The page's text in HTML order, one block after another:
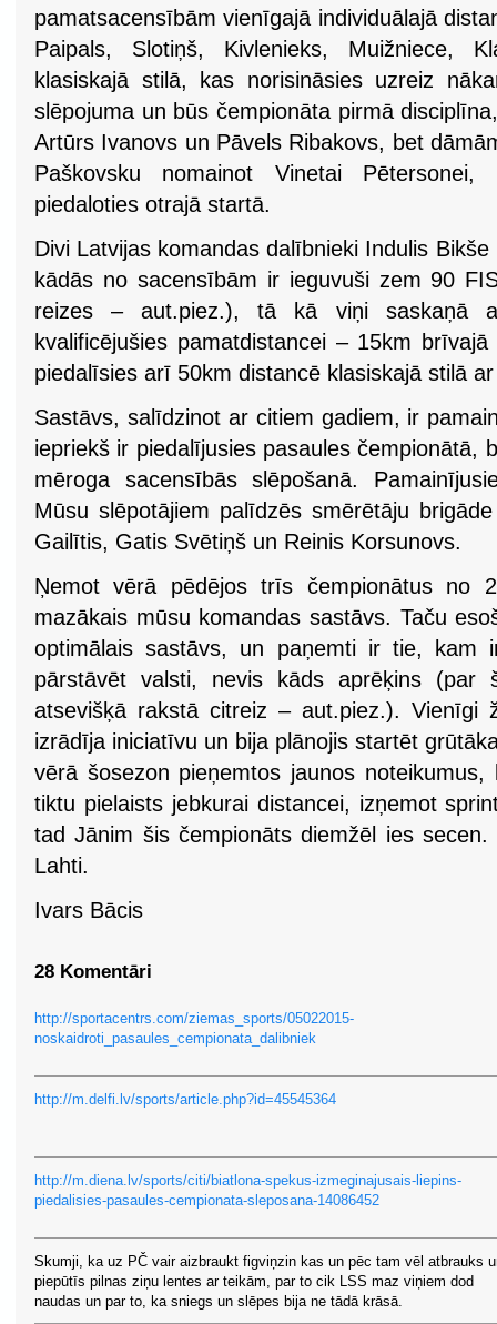
pamatsacensībām vienīgajā individuālajā
Paipals, Slotiņš, Kivlenieks, Muižniece,
klasiskajā stilā, kas norisināsies uzreiz
slēpojuma un būs čempionāta pirmā
Artūrs Ivanovs un Pāvels Ribakovs, bet
Paškovsku nomainot Vinetai
piedaloties otrajā startā.
Divi Latvijas komandas dalībnieki Indulis
kādās no sacensībām ir ieguvuši zem 90
reizes – aut.piez.), tā kā viņi saskaņā
kvalificējušies pamatdistancei – 15km
piedalīsies arī 50km distancē klasiskajā stilā
Sastāvs, salīdzinot ar citiem gadiem, ir
iepriekš ir piedalījusies pasaules čempionātā,
mēroga sacensībās slēpošanā.
Mūsu slēpotājiem palīdzēs smērētāju
Gailītis, Gatis Svētiņš un Reinis Korsunovs.
Ņemot vērā pēdējos trīs čempionātus no
mazākais mūsu komandas sastāvs. Taču
optimālais sastāvs, un paņemti ir tie, kam
pārstāvēt valsti, nevis kāds aprēķins (par
atsevišķā rakstā citreiz – aut.piez.). Vienīgi
izrādīja iniciatīvu un bija plānojis startēt
vērā šosezon pieņemtos jaunos
tiktu pielaists jebkurai distancei, izņemot
tad Jānim šis čempionāts diemžēl ies
Lahti.
Ivars Bācis
28 Komentāri
http://sportacentrs.com/ziemas_sports/05022015-
noskaidroti_pasaules_cempionata_dalibniek
http://m.delfi.lv/sports/article.php?id=45545364
http://m.diena.lv/sports/citi/biatlona-spekus-izmeginajusais-liepins-
piedalisies-pasaules-cempionata-sleposana-14086452
Skumji, ka uz PČ vair aizbraukt figviņzin kas un pēc tam vēl atbrauks
piepūtīs pilnas ziņu lentes ar teikām, par to cik LSS maz viņiem dod
naudas un par to, ka sniegs un slēpes bija ne tādā krāsā.